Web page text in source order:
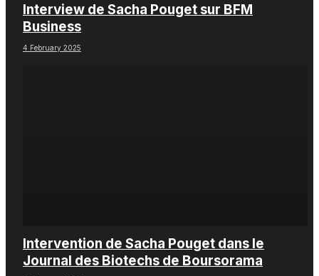
Interview de Sacha Pouget sur BFM
Business
4 February 2025
Intervention de Sacha Pouget dans le
Journal des Biotechs de Boursorama